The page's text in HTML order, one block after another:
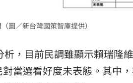
圖／新台灣國策智庫提供）
，目前民調雖顯示賴瑞隆
當選看好度未表態。其中